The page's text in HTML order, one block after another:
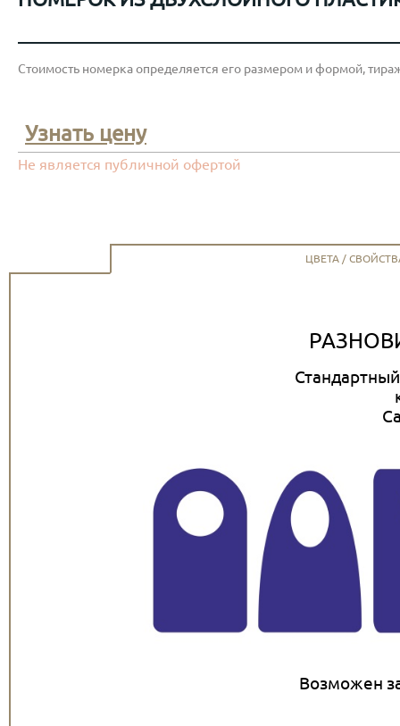
Стоимость номерка определяется его размером и формой,
Узнать цену
Не является публичной офертой
ЦВЕТА /
Возможен